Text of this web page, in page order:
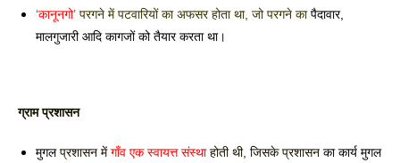
‘कानूनगो’ परगने में पटवारियों का अफसर होता था, जो परगने का पैदावार,
मालगुजारी आदि कागजों को तैयार करता था।
ग्राम प्रशासन
मुगल प्रशासन में गाँव एक स्वायत्त संस्था होती थी, जिसके प्रशासन का कार्य मुगल